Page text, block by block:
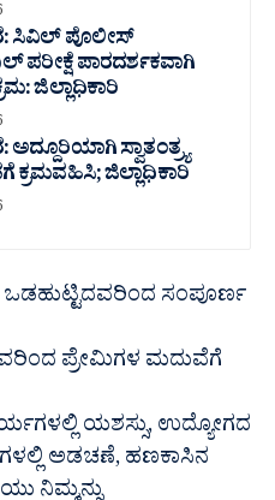
ಸಿವಿಲ್ ಪೊಲೀಸ್
ಪರೀಕ್ಷೆ ಪಾರದರ್ಶಕವಾಗಿ
ಜಿಲ್ಲಾಧಿಕಾರಿ
ಸ್ವಾತಂತ್ರ್ಯ
ಕ್ರಮವಹಿಸಿ; ಜಿಲ್ಲಾಧಿಕಾರಿ
ಸಂಪೂರ್ಣ
ಪ್ರೇಮಿಗಳ ಮದುವೆಗೆ
ಯಶಸ್ಸು, ಉದ್ಯೋಗದ
ಅಡಚಣೆ, ಹಣಕಾಸಿನ